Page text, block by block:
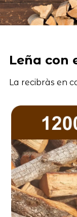
Leña con
La recibràs en